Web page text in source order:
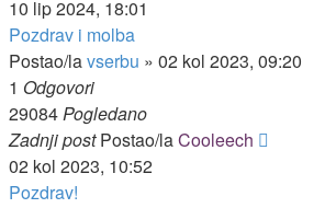
10 lip 2024, 18:01
Pozdrav i molba
Postao/lavserbu » 02 kol 2023, 09:20
1 Odgovori
29084Pogledano
Zadnji postPostao/laCooleech
02 kol 2023, 10:52
Pozdrav!